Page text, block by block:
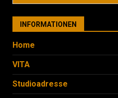
INFORMATIONEN
Home
VITA
Studioadresse